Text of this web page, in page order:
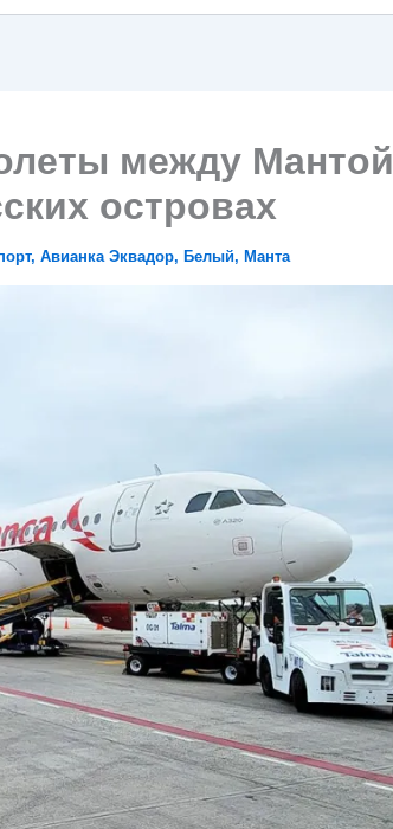
между Мантой
островах
, Авианка Эквадор, Белый, Манта